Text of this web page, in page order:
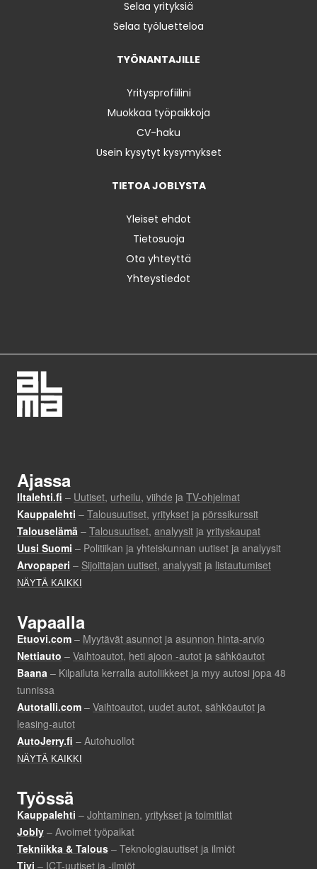
Selaa yrityksiä
Selaa työluetteloa
TYÖNANTAJILLE
Yritysprofiilini
Muokkaa työpaikkoja
CV-haku
Usein kysytyt kysymykset
TIETOA JOBLYSTA
Yleiset ehdot
Tietosuoja
Ota yhteyttä
Yhteystiedot